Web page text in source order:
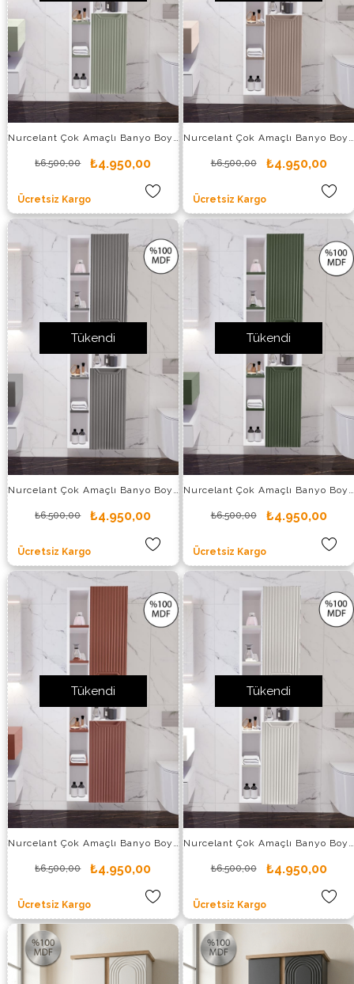
₺4.950,00
₺6.500,00
Ücretsiz Kargo
₺4.950,00
₺6.500,00
Ücretsiz Kargo
Tükendi
Nurcelant Çok Amaçlı Banyo Boy Dolabı Mdf Füme
₺4.950,00
₺6.500,00
Ücretsiz Kargo
Tükendi
Nurcelant Çok Amaçlı Banyo Boy Dolabı Mdf Koyu Yeşil
₺4.950,00
₺6.500,00
Ücretsiz Kargo
Tükendi
₺4.950,00
₺6.500,00
Ücretsiz Kargo
Tükendi
₺4.950,00
₺6.500,00
Ücretsiz Kargo